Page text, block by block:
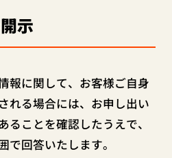
示
報に関して、お客様ご自身
れる場合には、お申し出い
ることを確認したうえで、
で回答いたします。